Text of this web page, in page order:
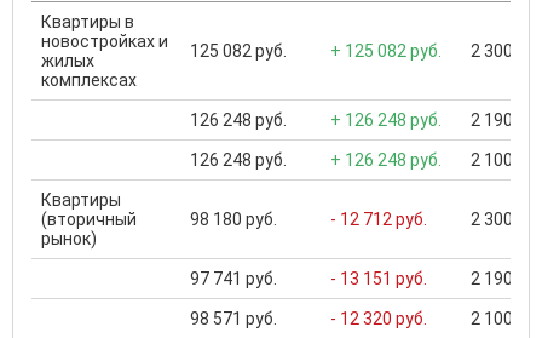
Квартиры в
новостройках и
жилых
комплексах
125 082 руб. + 125 082 руб. 2 300
126 248 руб. + 126 248 руб. 2 190
126 248 руб. + 126 248 руб. 2 100
Квартиры
(вторичный
рынок)
98 180 руб. - 12 712 руб. 2 300
97 741 руб. - 13 151 руб. 2 190
98 571 руб. - 12 320 руб. 2 100